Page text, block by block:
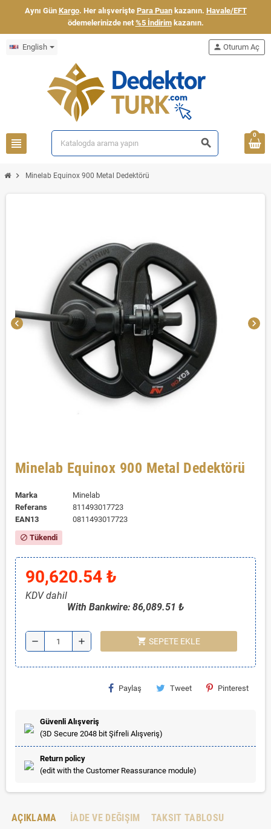
Aynı Gün Kargo. Her alışverişte Para Puankazanın. Havale/EFT
ödemelerinizde net %5 İndirimkazanın.
English
view_headline search
person Oturum Aç
0
chevron_right Minelab Equinox 900 Metal Dedektörü
chevron_left chevron_right
Minelab Equinox 900 Metal Dedektörü
Marka
Minelab
Referans
811493017723
EAN13
0811493017723
block Tükendi
90,620.54 ₺
KDV dahil
With Bankwire: 86,089.51 ₺
remove add shopping_cart SEPETE EKLE
Paylaş Tweet Pinterest
Güvenli Alışveriş
(3D Secure 2048 bit Şifreli Alışveriş)
Return policy
(edit with the Customer Reassurance module)
AÇIKLAMA İADE VE DEĞIŞIM TAKSIT TABLOSU